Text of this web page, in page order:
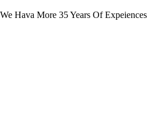
We Hava More 35 Years Of Expeiences